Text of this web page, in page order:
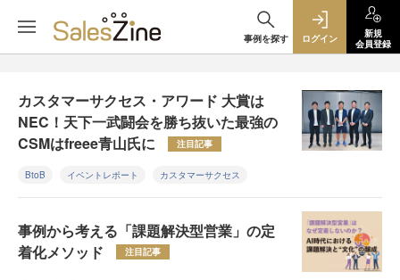
事例を探す ログイン
新規
会員登録
カスタマーサクセス・アワード 大賞は
NEC！天下一武闘会を勝ち抜いた最強の
CSMはfreee青山氏に
注目記事
BtoB イベントレポート カスタマーサクセス
事例から考える「課題解決型営業」の定
着化メソッド
注目記事